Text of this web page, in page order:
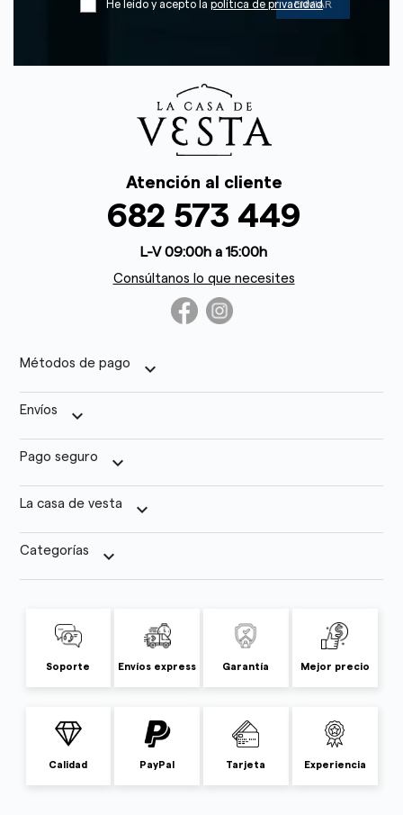
He leído y acepto la política de privacidad
Atención al cliente
682 573 449
L-V 09:00h a 15:00h
Consúltanos lo que necesites
Métodos de pago keyboard_arrow_down
Envíos keyboard_arrow_down
Pago seguro keyboard_arrow_down
La casa de vesta keyboard_arrow_down
Categorías keyboard_arrow_down
Soporte Envíos express Garantía Mejor precio
Calidad PayPal Tarjeta Experiencia